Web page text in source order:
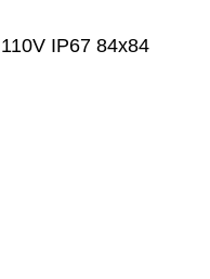
IP67 84x84